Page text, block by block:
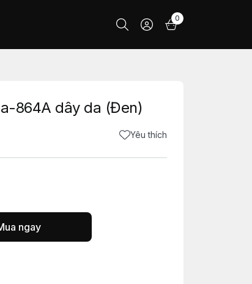
0
864A dây da (Đen)
Yêu thích
ngay